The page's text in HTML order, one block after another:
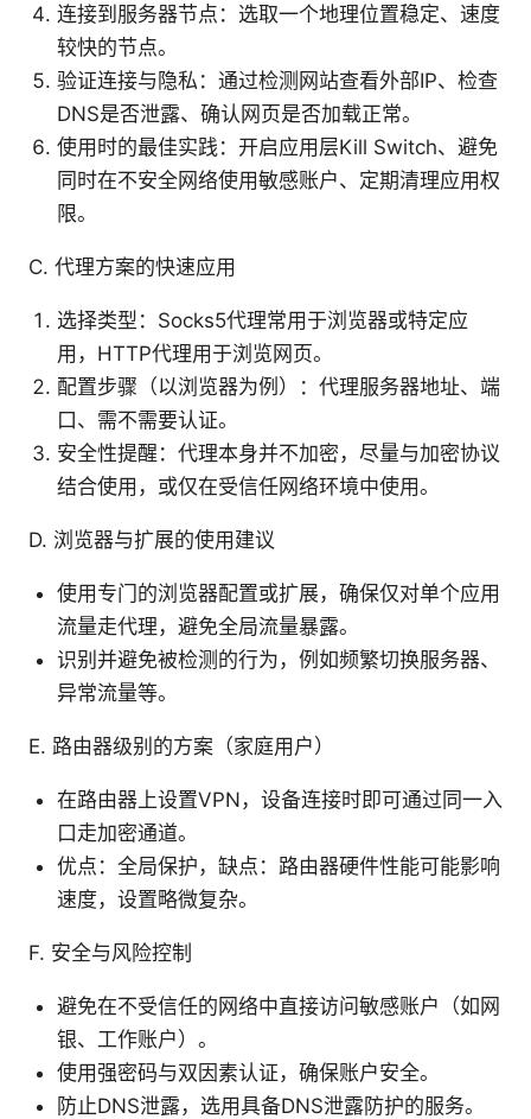
连接到服务器节点：选取一个地理位置稳定、速度
较快的节点。
验证连接与隐私：通过检测网站查看外部IP、检查
DNS是否泄露、确认网页是否加载正常。
使用时的最佳实践：开启应用层Kill Switch、避免
同时在不安全网络使用敏感账户、定期清理应用权
限。
C. 代理方案的快速应用
选择类型：Socks5代理常用于浏览器或特定应
用，HTTP代理用于浏览网页。
配置步骤（以浏览器为例）：代理服务器地址、端
口、需不需要认证。
安全性提醒：代理本身并不加密，尽量与加密协议
结合使用，或仅在受信任网络环境中使用。
D. 浏览器与扩展的使用建议
使用专门的浏览器配置或扩展，确保仅对单个应用
流量走代理，避免全局流量暴露。
识别并避免被检测的行为，例如频繁切换服务器、
异常流量等。
E. 路由器级别的方案（家庭用户）
在路由器上设置VPN，设备连接时即可通过同一入
口走加密通道。
优点：全局保护，缺点：路由器硬件性能可能影响
速度，设置略微复杂。
F. 安全与风险控制
避免在不受信任的网络中直接访问敏感账户（如网
银、工作账户）。
使用强密码与双因素认证，确保账户安全。
防止DNS泄露，选用具备DNS泄露防护的服务。